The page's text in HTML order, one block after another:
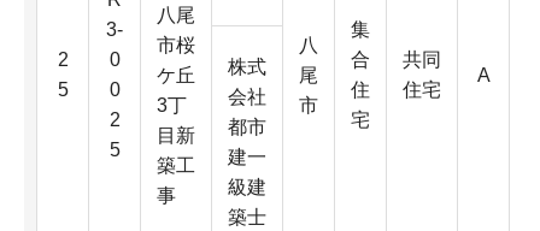
2
5
3-
0
0
2
5
八尾
市桜
ケ丘
3丁
目新
築工
事
八
尾
市
集
合
住
宅
共同
住宅
A
株式
会社
都市
建一
級建
築士